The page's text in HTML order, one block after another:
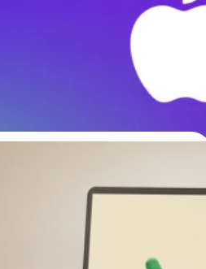
ฏิบัติการ Windows ซึ่งคาดว่าน่าจะ
ดพลาดในโซลูชันป้องกันภัยไซเบอร์
ขึ้นกับอุปกรณ์หลายล้านตัวทั่วโลก
าว เป็นเรื่องของ The Underdogs
ข้าร่วมงานแสดงสินค้าแห่งหนึ่ง ก่อน
งความอลหม่านไปทั้งงาน จนมีผู้
บความผิดพลาดในระดับ Kernel ซึ่ง
ที่มีปัญหาว่าเกิดจากการตั้งค่าเริ่ม
นในสุดของระบบปฏิบัติการดันไปมี
ไขของซอฟต์แวร์หรือมัลแวร์
PC ส่วนเครื่อง Mac ของคุณ
หรับการแก้ปัญหาที่ Apple เสนอใน
สำหรับ PC มาแน่ปี
เทคฯ เมื่อ Google ออกมายืนยัน